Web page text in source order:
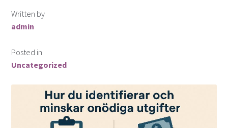
Finansiella instrument för valutahandel
Hur köper man aktier?
Investera i snabblåneföretag
Investera i syndaktier
Written by
admin
Posted in
Uncategorized